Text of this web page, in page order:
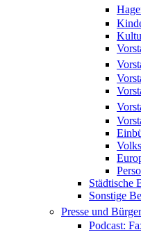
Städtische
Sonstige
Presse und
Podcast: